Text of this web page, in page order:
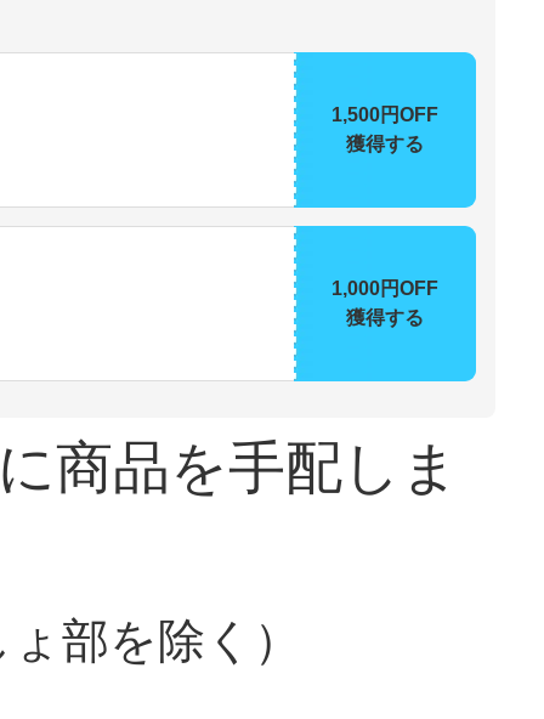
1,500円OFF
獲得する
1,000円OFF
獲得する
商品を手配しま
部を除く）